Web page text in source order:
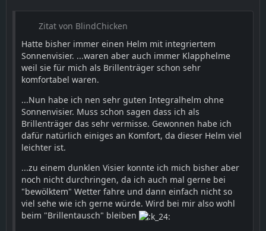
Zitat von BlindChicken
Hatte bisher immer einen Helm mit integriertem
Sonnenvisier. ...waren aber auch immer Klapphelme
weil sie für mich als Brillenträger schon sehr
komfortabel waren.
...Nun habe ich nen sehr guten Integralhelm ohne
Sonnenvisier. Muss schon sagen dass ich als
Brillenträger das sehr vermisse. Gewonnen habe ich
dafür natürlich einiges an Komfort, da dieser Helm viel
leichter ist.
...zu einem dunklen Visier konnte ich mich bisher aber
noch nicht durchringen, da ich auch mal gerne bei
"bewölktem" Wetter fahre und dann einfach nicht so
viel sehe wie ich gerne würde. Wird bei mir also wohl
beim "Brillentausch" bleiben